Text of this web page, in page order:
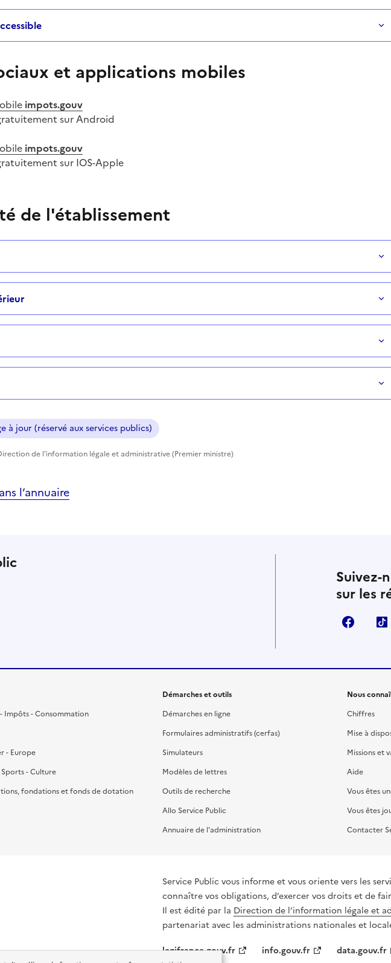
et applications mobiles
impots.gouv
sur Android
impots.gouv
sur IOS-Apple
de l'établissement
à jour (réservé aux services publics)
de l'information légale et administrative (Premier ministre)
l’annuaire
Suivez-
sur les
Impôts - Consommation
- Europe
Sports - Culture
fondations et fonds de dotation
Démarches et outils
Démarches en ligne
Formulaires administratifs (cerfas)
Simulateurs
Modèles de lettres
Outils de recherche
Allo Service Public
Annuaire de l'administration
Nous
Chiffres
Mise à
Missions et
Aide
Vous êtes
Vous êtes
Contacter
Service Public vous informe et vous oriente vers les
connaître vos obligations, d’exercer vos droits et de
Il est édité par la Direction de l’information légale et
partenariat avec les administrations nationales et
legifrance.gouv.fr
info.gouv.fr data.gouv.fr